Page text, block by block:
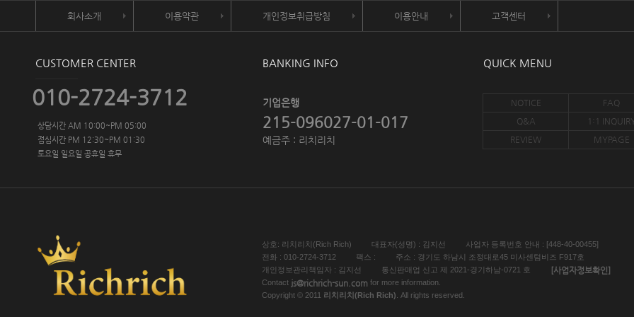
회사소개 이용약관 개인정보취급방침 이용안내 고객센터
CUSTOMER CENTER
010-2724-3712
상담시간 AM 10:00~PM 05:00
점심시간 PM 12:30~PM 01:30
토요일 일요일 공휴일 휴무
BANKING INFO
기업은행
215-096027-01-017
예금주 : 리치리치
QUICK MENU
NOTICE
FAQ
Q&A
1:1
REVIEW
MYPAGE
상호: 리치리치(Rich Rich) 대표자(성명) : 김지선
사업자 등록번호 안내 : [448-40-00455]
전화 : 010-2724-3712
팩스 :
주소 : 경기도 하남시 조정대로45 미사센텀비즈 F917호
개인정보관리책임자 : 김지선
통신판매업 신고 제 2021-경기하남-0721 호 [사업자정보확인]
Contact js@richrich-sun.com for more information.
Copyright © 2011 리치리치(Rich Rich). All rights reserved.